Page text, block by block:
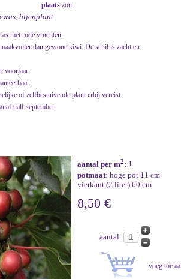
plaats zon
bijenplant
met rode vruchten.
dan gewone kiwi. De schil is zacht en
voorjaar.
of zelfbestuivende plant erbij vereist.
half september.
aantal per m2: 1
potmaat: hoge pot 11 cm
vierkant (2 liter) 60 cm
8,50 €
aantal: